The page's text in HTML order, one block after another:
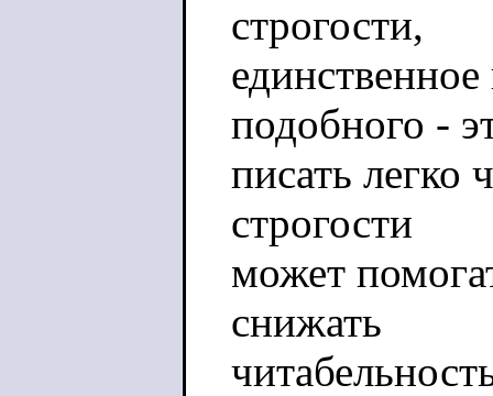
строгости,
подобного -
писать легко
строгости
может
снижать